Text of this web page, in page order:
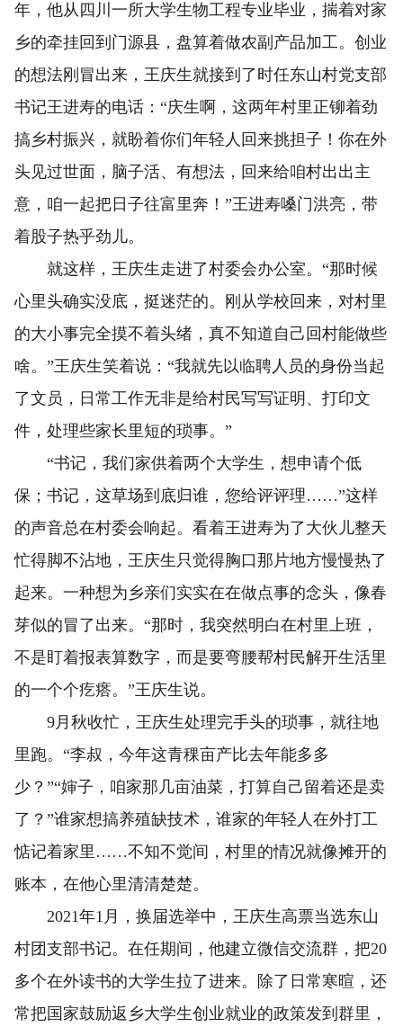
年，他从四川一所大学生物工程专业毕业，揣着对家
乡的牵挂回到门源县，盘算着做农副产品加工。创业
的想法刚冒出来，王庆生就接到了时任东山村党支部
书记王进寿的电话：“庆生啊，这两年村里正铆着劲
搞乡村振兴，就盼着你们年轻人回来挑担子！你在外
头见过世面，脑子活、有想法，回来给咱村出出主
意，咱一起把日子往富里奔！”王进寿嗓门洪亮，带
着股子热乎劲儿。
就这样，王庆生走进了村委会办公室。“那时候
心里头确实没底，挺迷茫的。刚从学校回来，对村里
的大小事完全摸不着头绪，真不知道自己回村能做些
啥。”王庆生笑着说：“我就先以临聘人员的身份当起
了文员，日常工作无非是给村民写写证明、打印文
件，处理些家长里短的琐事。”
“书记，我们家供着两个大学生，想申请个低
保；书记，这草场到底归谁，您给评评理……”这样
的声音总在村委会响起。看着王进寿为了大伙儿整天
忙得脚不沾地，王庆生只觉得胸口那片地方慢慢热了
起来。一种想为乡亲们实实在在做点事的念头，像春
芽似的冒了出来。“那时，我突然明白在村里上班，
不是盯着报表算数字，而是要弯腰帮村民解开生活里
的一个个疙瘩。”王庆生说。
9月秋收忙，王庆生处理完手头的琐事，就往地
里跑。“李叔，今年这青稞亩产比去年能多多
少？”“婶子，咱家那几亩油菜，打算自己留着还是卖
了？”谁家想搞养殖缺技术，谁家的年轻人在外打工
惦记着家里……不知不觉间，村里的情况就像摊开的
账本，在他心里清清楚楚。
2021年1月，换届选举中，王庆生高票当选东山
村团支部书记。在任期间，他建立微信交流群，把20
多个在外读书的大学生拉了进来。除了日常寒暄，还
常把国家鼓励返乡大学生创业就业的政策发到群里，